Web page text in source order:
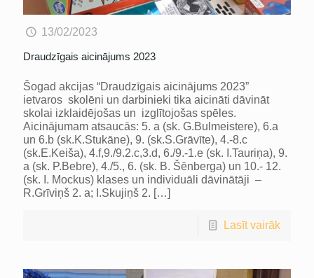
13/02/2023
Draudzīgais aicinājums 2023
Šogad akcijas “Draudzīgais aicinājums 2023”
ietvaros skolēni un darbinieki tika aicināti dāvināt
skolai izklaidējošas un izglītojošas spēles.
Aicinājumam atsaucās: 5. a (sk. G.Bulmeistere), 6.a
un 6.b (sk.K.Stukāne), 9. (sk.S.Grāvīte), 4.-8.c
(sk.E.Keiša), 4.f,9./9.2.c,3.d, 6./9.-1.e (sk. I.Tauriņa), 9.
a (sk. P.Bebre), 4./5., 6. (sk. B. Šēnberga) un 10.- 12.
(sk. I. Mockus) klases un individuāli dāvinātāji –
R.Grīviņš 2. a; I.Skujiņš 2. […]
Lasīt vairāk